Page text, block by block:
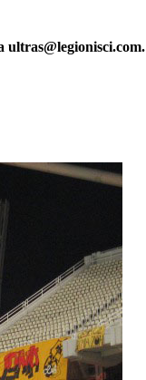
ultras@legionisci.com.